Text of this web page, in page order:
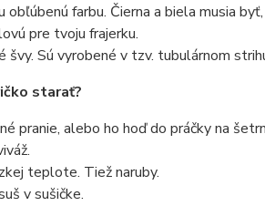
obľúbenú farbu. Čierna a biela musia
pre tvoju frajerku.
švy. Sú vyrobené v tzv. tubulárnom
starať?
pranie, alebo ho hoď do práčky na
teplote. Tiež naruby.
v sušičke.